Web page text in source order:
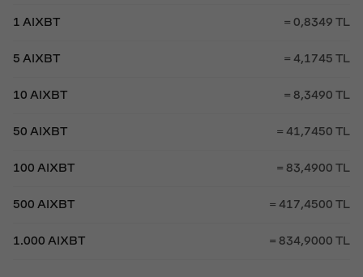
1 AIXBT = 0,8349 TL
5 AIXBT = 4,1745 TL
10 AIXBT = 8,3490 TL
50 AIXBT = 41,7450 TL
100 AIXBT = 83,4900 TL
500 AIXBT = 417,4500 TL
1.000 AIXBT = 834,9000 TL